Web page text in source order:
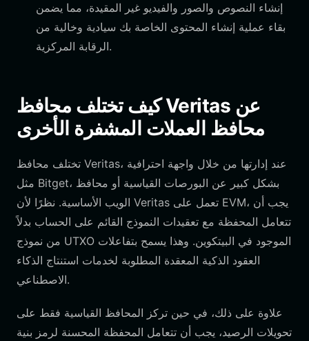
إنشاء النصوص والصور والفيديو غير المقيدة، مما يضمن
بقاء عملية إنشاء المحتوى الخاصة بك سيادية وخالية من
الرقابة المركزية.
كيف تختلف محافظ Veritas عن
محافظ العملات المشفرة الأخرى
تختلف محافظ Veritas، عند إدارتها من خلال واجهة احترافية
مثل Bitget، بشكل كبير عن البورصات القياسية أو محافظ
الويب الأساسية. نظرًا لأن Veritas تعمل على EVM، يجب أن
تتعامل المحفظة مع تعقيدات النموذج القائم على الحساب بدلاً
من نموذج UTXO الموجود في البيتكوين. وهذا يسمح بتفاعلات
العقود الذكية المعقدة المطلوبة لخدمات استنتاج الذكاء
الاصطناعي.
علاوة على ذلك، في حين تركز المحافظ القياسية فقط على
تحويلات الرصيد، يجب أن تتعامل المحفظة المحسنة لرمز بنية